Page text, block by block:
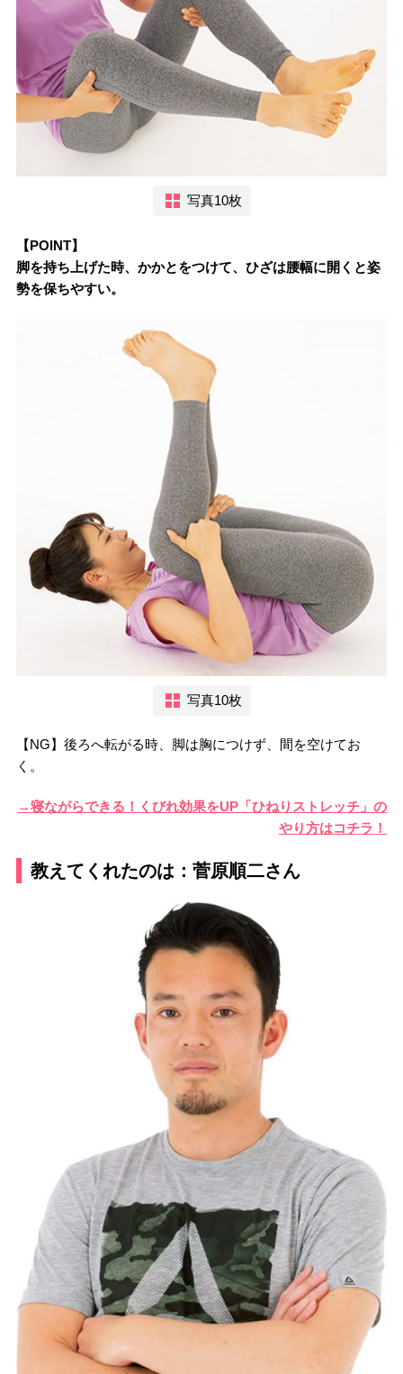
写真10枚
【POINT】
脚を持ち上げた時、かかとをつけて、ひざは腰幅に開くと姿
勢を保ちやすい。
写真10枚
【NG】後ろへ転がる時、脚は胸につけず、間を空けてお
く。
→寝ながらできる！くびれ効果をUP「ひねりストレッチ」の
やり方はコチラ！
教えてくれたのは：菅原順二さん